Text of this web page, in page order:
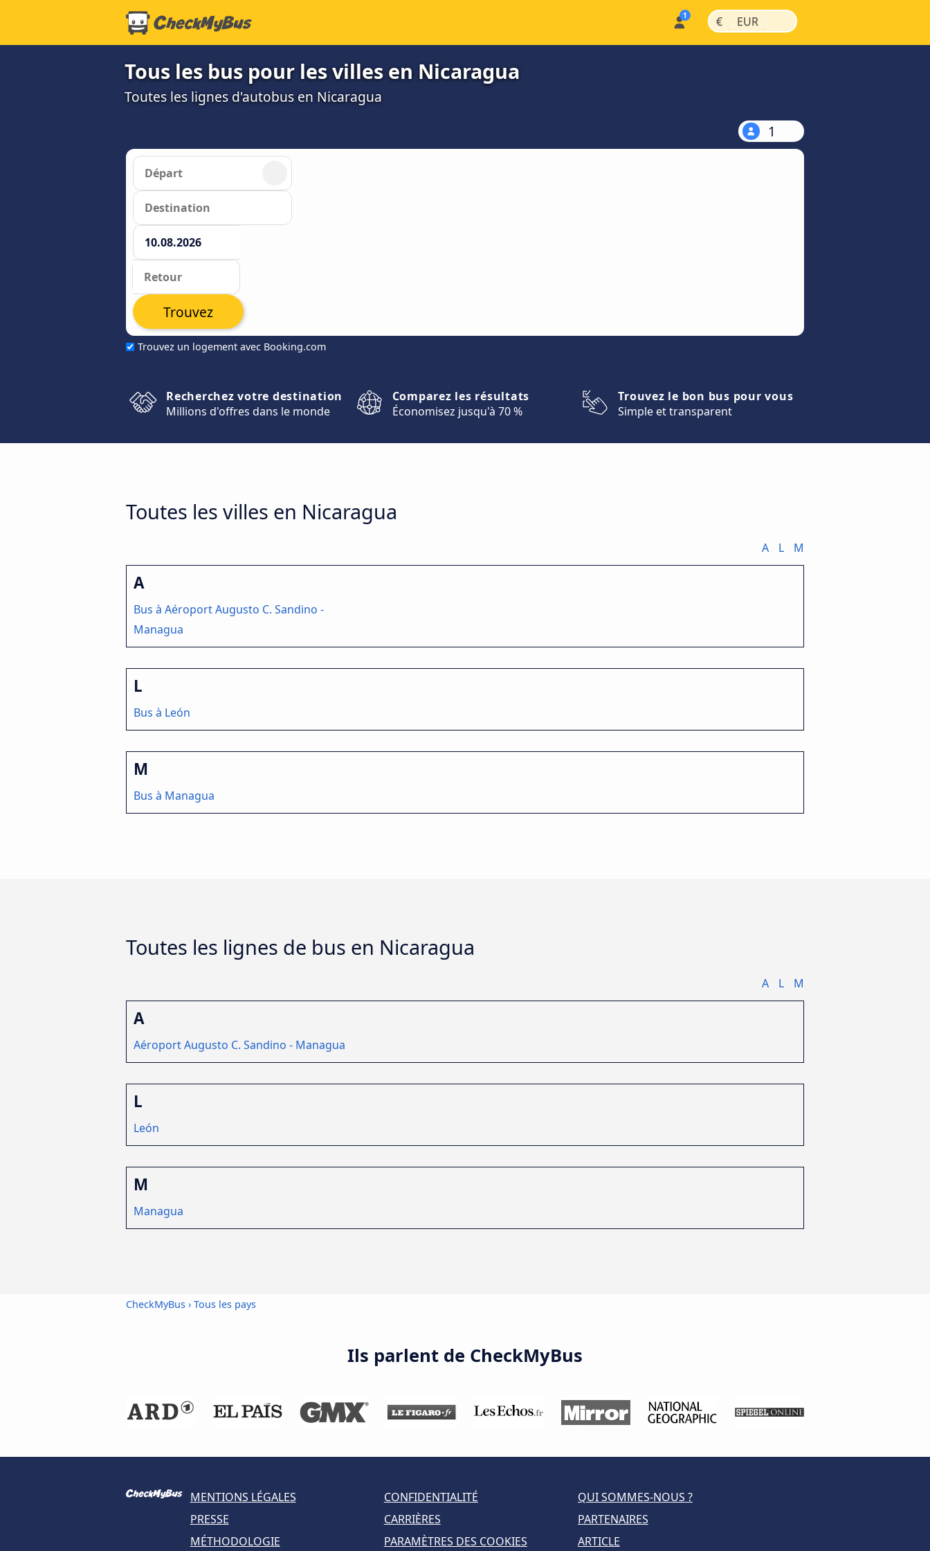
€ | EUR |
Tous les bus pour les villes en Nicaragua
Toutes les lignes d'autobus en Nicaragua
1
Trouvez un logement avec Booking.com
Trouvez
Recherchez votre destination
Millions d'offres dans le monde
Comparez les résultats
Économisez jusqu'à 70 %
Trouvez le bon bus pour vous
Simple et transparent
Toutes les villes en Nicaragua
A L M
A
Bus à Aéroport Augusto C. Sandino -
Managua
L
Bus à León
M
Bus à Managua
Toutes les lignes de bus en Nicaragua
A L M
A
Aéroport Augusto C. Sandino - Managua
L
León
M
Managua
CheckMyBus › Tous les pays
Ils parlent de CheckMyBus
MENTIONS LÉGALES CONFIDENTIALITÉ
QUI SOMMES-NOUS ?
PRESSE
CARRIÈRES
PARTENAIRES
MÉTHODOLOGIE
PARAMÈTRES DES COOKIES ARTICLE